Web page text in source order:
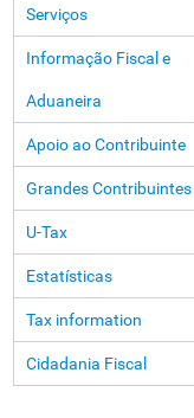
Serviços
Informação Fiscal e
Aduaneira
Apoio ao Contribuinte
Grandes Contribuintes
U-Tax
Estatísticas
Tax information
Cidadania Fiscal